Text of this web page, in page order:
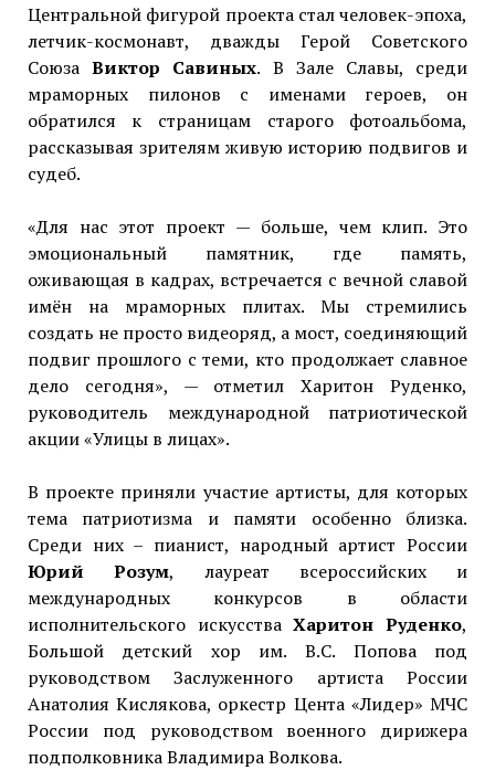
Центральной фигурой проекта стал человек-эпоха,
летчик-космонавт, дважды Герой Советского
СоюзаВиктор Савиных. В Зале Славы, среди
мраморных пилонов с именами героев, он
обратился к страницам старого фотоальбома,
рассказывая зрителям живую историю подвигов и
судеб.
«Для нас этот проект — больше, чем клип. Это
эмоциональный памятник, где память,
оживающая в кадрах, встречается с вечной славой
имён на мраморных плитах. Мы стремились
создать не просто видеоряд, а мост, соединяющий
подвиг прошлого с теми, кто продолжает славное
дело сегодня», — отметил Харитон Руденко,
руководитель международной патриотической
акции «Улицы в лицах».
В проекте приняли участие артисты, для которых
тема патриотизма и памяти особенно близка.
Среди них – пианист, народный артист России
Юрий Розум, лауреат всероссийских и
международных конкурсов в области
исполнительского искусстваХаритон Руденко,
Большой детский хор им. В.С. Попова под
руководством Заслуженного артиста России
Анатолия Кислякова, оркестр Цента «Лидер» МЧС
России под руководством военного дирижера
подполковника Владимира Волкова.